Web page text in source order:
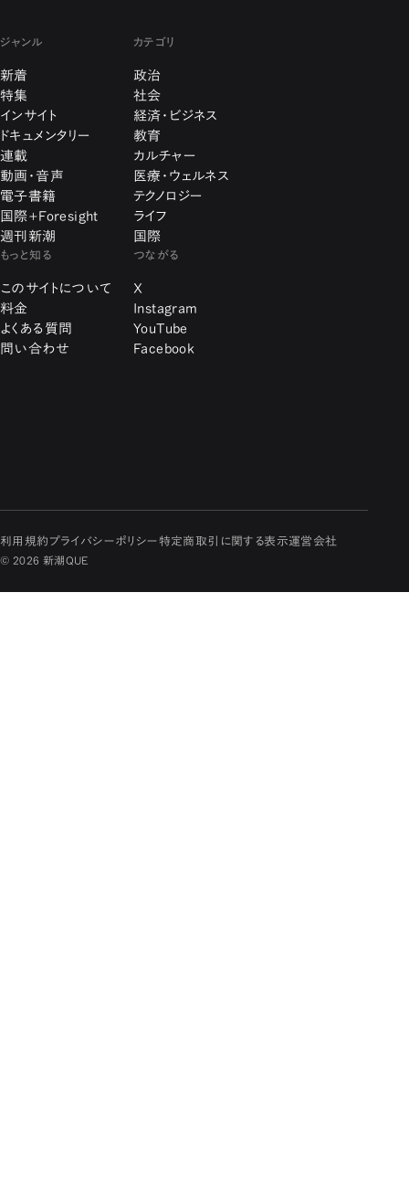
ジャンル
新着
特集
インサイト
ドキュメンタリー
連載
動画・音声
電子書籍
国際+Foresight
週刊新潮
カテゴリ
政治
社会
経済・ビジネス
教育
カルチャー
医療・ウェルネス
テクノロジー
ライフ
国際
もっと知る
このサイトについて
料金
よくある質問
問い合わせ
つながる
X
Instagram
YouTube
Facebook
利用規約 プライバシーポリシー特定商取引に関する表示運営会社
© 2026 新潮QUE